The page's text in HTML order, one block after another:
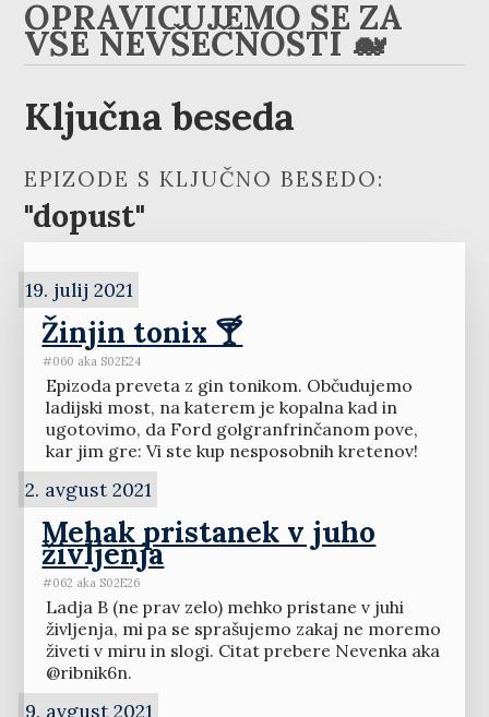
OPRAVIČUJEMO SE ZA
VSE NEVŠEČNOSTI 🐋
Ključna beseda
EPIZODE S KLJUČNO BESEDO:
"dopust"
19. julij 2021
Žinjin tonix 🍸
#060 aka S02E24
Epizoda preveta z gin tonikom. Občudujemo
ladijski most, na katerem je kopalna kad in
ugotovimo, da Ford golgranfrinčanom pove,
kar jim gre: Vi ste kup nesposobnih kretenov!
2. avgust 2021
Mehak pristanek v juho
življenja
#062 aka S02E26
Ladja B (ne prav zelo) mehko pristane v juhi
življenja, mi pa se sprašujemo zakaj ne moremo
živeti v miru in slogi. Citat prebere Nevenka aka
@ribnik6n.
9. avgust 2021